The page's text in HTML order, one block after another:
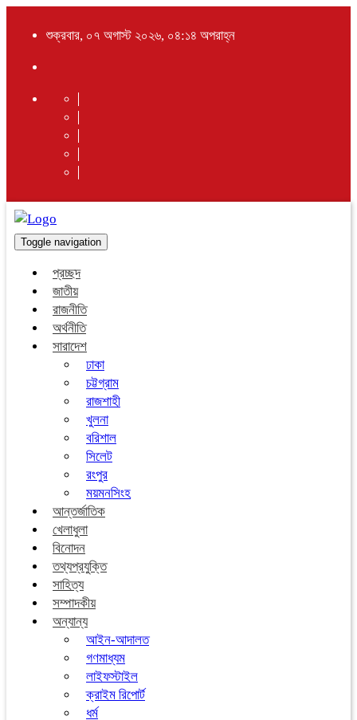
শুক্রবার, ০৭ অগাস্ট ২০২৬, ০৪:১৪ অপরাহ্ন
Toggle navigation
প্রচ্ছদ
জাতীয়
রাজনীতি
অর্থনীতি
সারাদেশ
ঢাকা
চট্টগ্রাম
রাজশাহী
খুলনা
বরিশাল
সিলেট
রংপুর
ময়মনসিংহ
আন্তর্জাতিক
খেলাধুলা
বিনোদন
তথ্যপ্রযুক্তি
সাহিত্য
সম্পাদকীয়
অন্যান্য
আইন-আদালত
গণমাধ্যম
লাইফস্টাইল
ক্রাইম রিপোর্ট
ধর্ম